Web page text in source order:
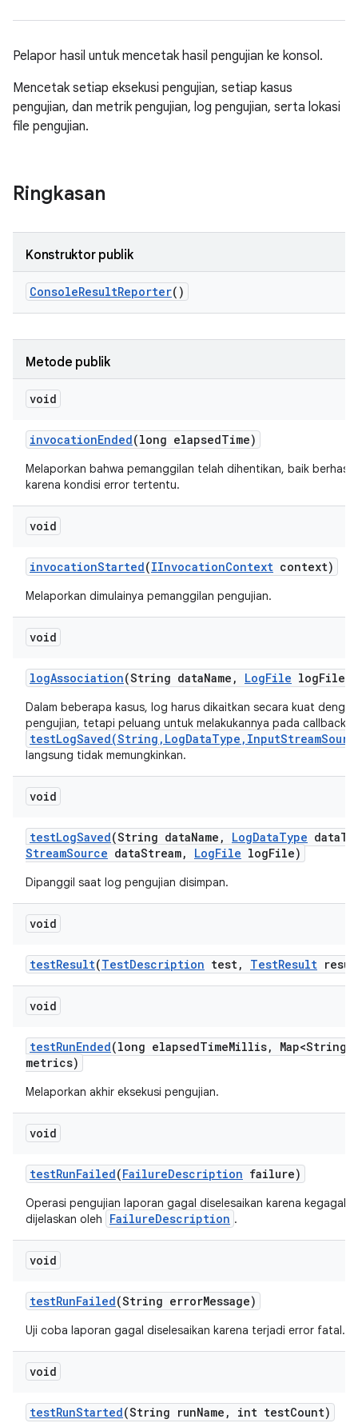
Pelapor hasil untuk mencetak hasil pengujian ke konsol.
Mencetak setiap eksekusi pengujian, setiap kasus
pengujian, dan metrik pengujian, log pengujian, serta lokasi
file pengujian.
Ringkasan
Konstruktor publik
ConsoleResultReporter()
Metode publik
void
invocationEnded(long elapsedTime)
Melaporkan bahwa pemanggilan telah dihentikan, baik berhasil
karena kondisi error tertentu.
void
invocationStarted(IInvocationContext context)
Melaporkan dimulainya pemanggilan pengujian.
void
logAssociation(String dataName , LogFile logFile)
Dalam beberapa kasus, log harus dikaitkan secara kuat
pengujian, tetapi peluang untuk melakukannya pada callback
langsung tidak memungkinkan.
void
testLogSaved(String dataName , LogDataType data
StreamSource dataStream, LogFile logFile)
Dipanggil saat log pengujian disimpan.
void
testResult(TestDescription test, TestResult
void
testRunEnded(long elapsedTimeMillis, Map<String
metrics)
Melaporkan akhir eksekusi pengujian.
void
testRunFailed(FailureDescription failure)
Operasi pengujian laporan gagal diselesaikan karena
dijelaskan oleh
FailureDescription .
void
testRunFailed(String errorMessage)
Uji coba laporan gagal diselesaikan karena terjadi error fatal.
void
testRunStarted(String runName , int testCount)